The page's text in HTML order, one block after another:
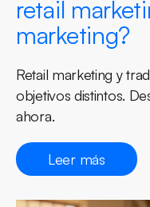
retail
marketing?
Retail marketing y
objetivos distintos.
ahora.
Leer más